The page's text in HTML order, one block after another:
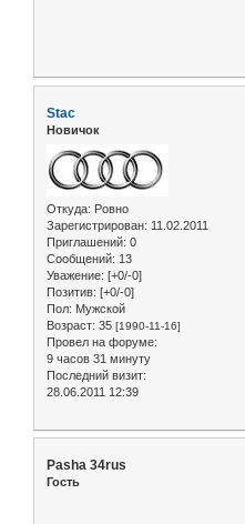
Stac
Новичок
Откуда: Ровно
Зарегистрирован: 11.02.2011
Приглашений: 0
Сообщений: 13
Уважение: [+0/-0]
Позитив: [+0/-0]
Пол: Мужской
Возраст: 35 [1990-11-16]
Провел на форуме:
9 часов 31 минуту
Последний визит:
28.06.2011 12:39
Pasha 34rus
Гость